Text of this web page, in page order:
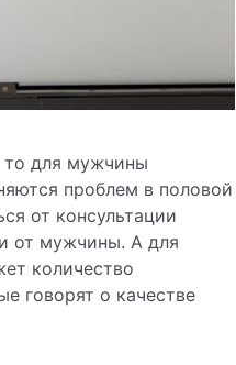
то для мужчины
проблем в половой
от консультации
от мужчины. А для
количество
говорят о качестве